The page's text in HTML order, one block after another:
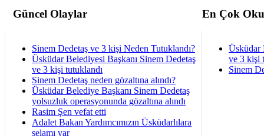
Güncel Olaylar En Çok
Sinem Dedetaş ve 3 kişi Neden Tutuklandı?
Üsküdar Belediyesi Başkanı Sinem Dedetaş
ve 3 kişi tutuklandı
Sinem Dedetaş neden gözaltına alındı?
Üsküdar Belediye Başkanı Sinem Dedetaş
yolsuzluk operasyonunda gözaltına alındı
Rasim Şen vefat etti
Adalet Bakan Yardımcımızın Üsküdarlılara
selamı var
Üsküdar
ve 3 kişi
Sinem